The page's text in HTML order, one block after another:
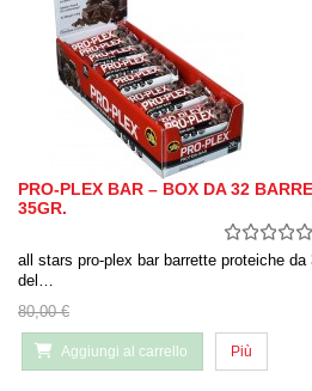
PRO-PLEX BAR – BOX DA 32
35GR.
all stars pro-plex bar barrette proteiche
del…
80,00 €
Aggiungi al carrello Più